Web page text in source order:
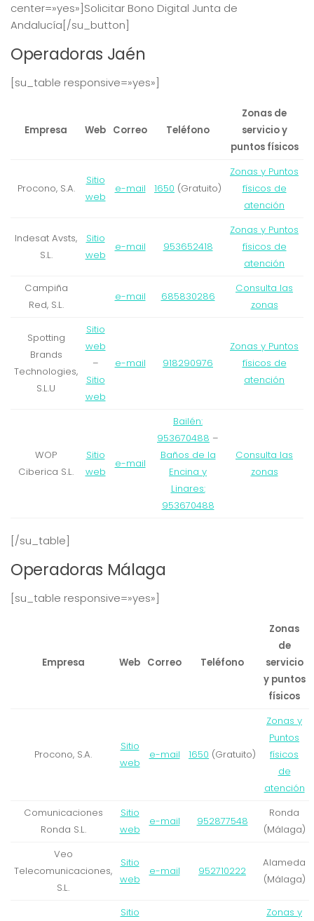
center=»yes»]Solicitar Bono Digital Junta de
Andalucía[/su_button]
Operadoras Jaén
[su_table responsive=»yes»]
Empresa Web Correo Teléfono
Zonas de
servicio y
puntos físicos
Procono, S.A.
Sitio
web
e-mail 1650 (Gratuito)
Zonas y Puntos
físicos de
atención
Indesat Avsts,
S.L.
Sitio
web
e-mail 953652418
Zonas y Puntos
físicos de
atención
Campiña
Red, S.L.
e-mail 685830286
Consulta las
zonas
Spotting
Brands
Technologies,
S.L.U
Sitio
web
–
Sitio
web
e-mail 918290976
Zonas y Puntos
físicos de
atención
WOP
Ciberica S.L.
Sitio
web
e-mail
Bailén:
953670488 –
Baños de la
Encina y
Linares:
953670488
Consulta las
zonas
[/su_table]
Operadoras Málaga
[su_table responsive=»yes»]
Empresa Web Correo Teléfono
Zonas
de
servicio
y puntos
físicos
Procono, S.A.
Sitio
web
e-mail 1650 (Gratuito)
Zonas y
Puntos
físicos
de
atención
Comunicaciones
Ronda S.L.
Sitio
web
e-mail 952877548
Ronda
(Málaga)
Veo
Telecomunicaciones,
S.L.
Sitio
web
e-mail 952710222
Alameda
(Málaga)
Sitio
Zonas y